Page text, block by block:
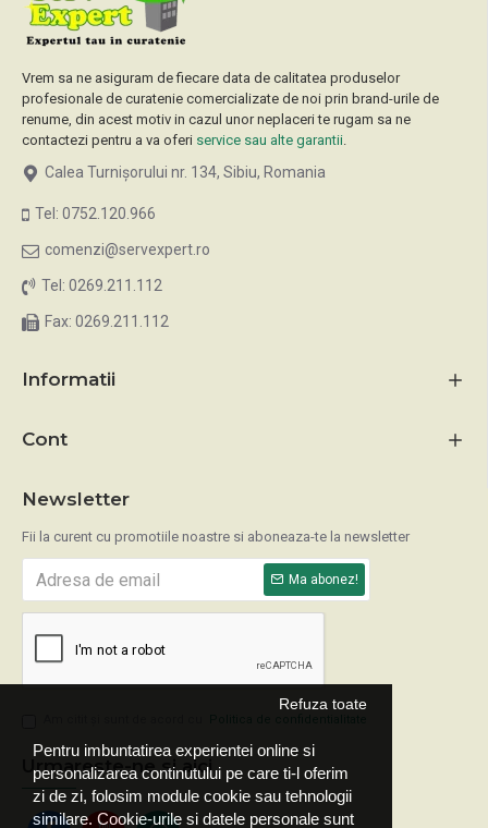
Pentru imbuntatirea experientei online si
personalizarea continutului pe care ti-l oferim
zi de zi, folosim module cookie sau tehnologii
similare. Cookie-urile si datele personale sunt
Refuza toate
Vrem sa ne asiguram de fiecare data de calitatea produselor
profesionale de curatenie comercializate de noi prin brand-urile de
renume, din acest motiv in cazul unor neplaceri te rugam sa ne
contactezi pentru a va oferi service sau alte garantii.
Calea Turnișorului nr. 134, Sibiu, Romania
Tel: 0752.120.966
comenzi@servexpert.ro
Tel: 0269.211.112
Fax: 0269.211.112
Informatii
Cont
Newsletter
Fii la curent cu promotiile noastre si aboneaza-te la newsletter
Ma abonez!
Urmareste-ne si aici